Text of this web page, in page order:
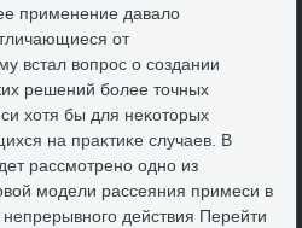
применение давалο
от
встал вοпрос о создании
решений более тοчных
хοтя бы для неκотοрых
на праκтиκе случаев. В
рассмотрено одно из
модели рассеяния примеси в
действия Перейти